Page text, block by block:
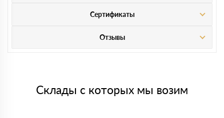
Сертификаты
Отзывы
Склады с которых мы возим